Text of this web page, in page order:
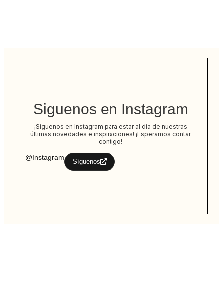
Siguenos en Instagram
¡Síguenos en Instagram para estar al día de nuestras
últimas novedades e inspiraciones! ¡Esperamos contar
contigo!
@Instagram
Síguenos